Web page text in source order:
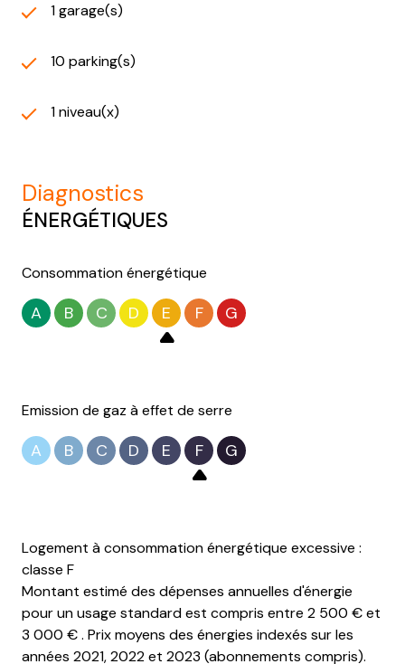
1 garage(s)
10 parking(s)
1 niveau(x)
diagnostics
ÉNERGÉTIQUES
Consommation énergétique
A B C D E F G
Emission de gaz à effet de serre
A B C D E F G
Logement à consommation énergétique excessive :
classe F
Montant estimé des dépenses annuelles d'énergie
pour un usage standard est compris entre 2 500 € et
3 000 € . Prix moyens des énergies indexés sur les
années 2021, 2022 et 2023 (abonnements compris).